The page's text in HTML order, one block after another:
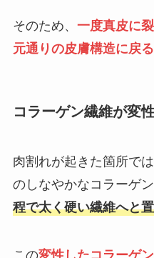
そのため、 一度真皮に
元通りの皮膚構造に戻
コラーゲン繊維が変
肉割れが起きた箇所で
のしなやかなコラーゲン
程で太く硬い繊維へと